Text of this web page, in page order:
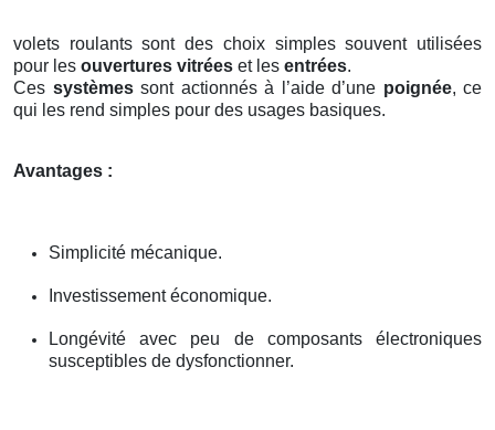
volets roulants sont des choix simples souvent utilisées
pour les ouvertures vitrées et les entrées.
Ces systèmessont actionnés à l’aide d’une poignée, ce
qui les rend simples pour des usages basiques.
Avantages :
Simplicité mécanique.
Investissement économique.
Longévité avec peu de composants électroniques
susceptibles de dysfonctionner.